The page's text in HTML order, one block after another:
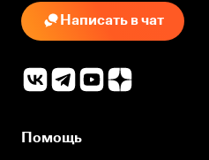
Написать в чат
Помощь